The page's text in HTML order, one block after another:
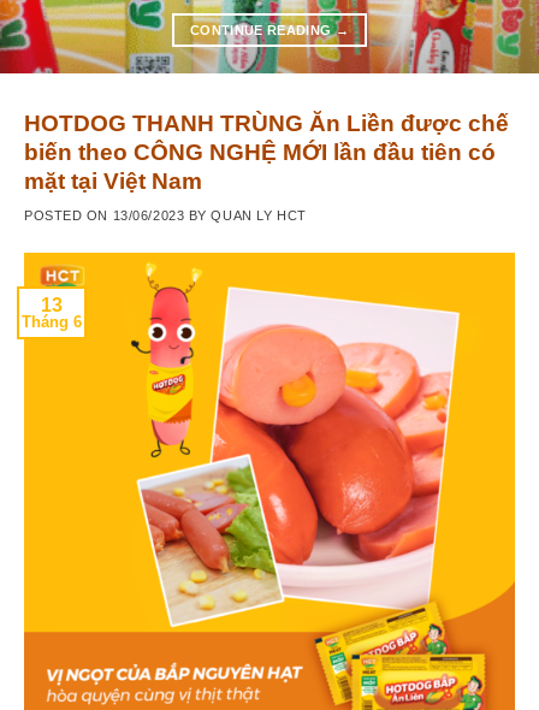
CONTINUE READING→
HOTDOG THANH TRÙNG Ăn Liền được chế
biến theo CÔNG NGHỆ MỚI lần đầu tiên có
mặt tại Việt Nam
POSTED ON 13/06/2023 BYQUAN LY HCT
13
Tháng 6